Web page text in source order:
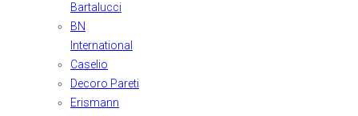
Bartalucci
BN
International
Caselio
Decoro Pareti
Erismann